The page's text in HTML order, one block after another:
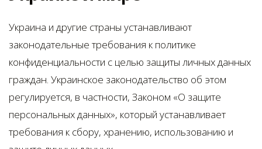
Украина и другие страны устанавливают
законодательные требования к политике
конфиденциальности с целью защиты личных данных
граждан. Украинское законодательство об этом
регулируется, в частности, Законом «О защите
персональных данных», который устанавливает
требования к сбору, хранению, использованию и